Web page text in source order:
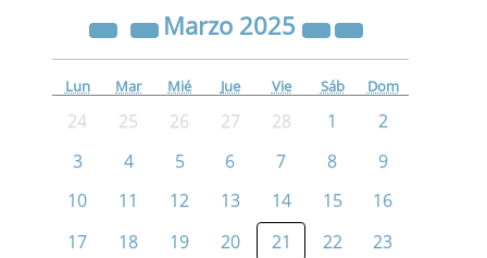
Marzo 2025
Lun Mar Mié Jue Vie Sáb Dom
24 25 26 27 28 1
2
3
4 5 6 7 8
9
10
11 12 13 14 15
16
17
18 19 20 21 22
23